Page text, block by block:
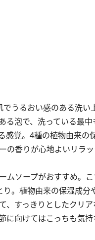
うるおい感のある洗い
泡で、洗っている最中
感覚。4種の植物由来の
の香りが心地よいリラ
ソープがおすすめ。
。植物由来の保湿成分
、すっきりとしたクリ
向けてはこっちも気持